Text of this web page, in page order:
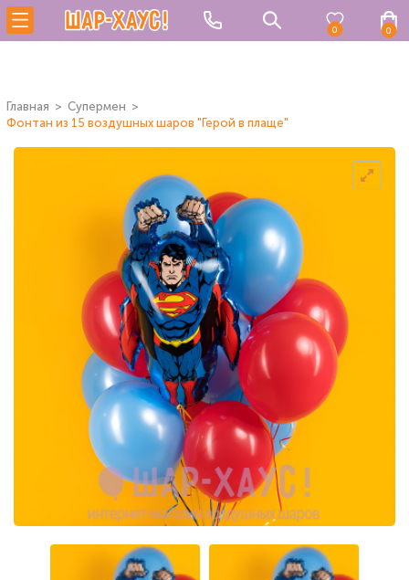
0 0
Главная
Супермен
Фонтан из 15 воздушных шаров "Герой в плаще"